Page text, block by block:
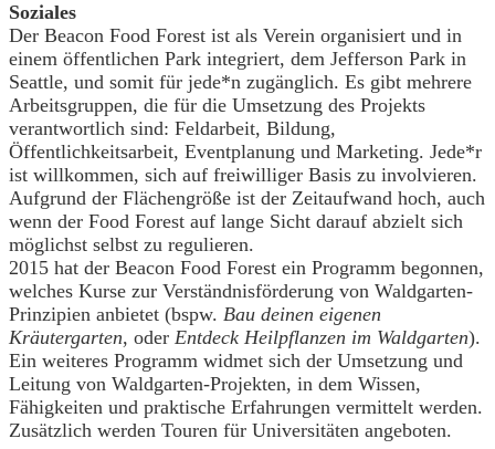
Soziales
Der Beacon Food Forest ist als Verein organisiert und in
einem öffentlichen Park integriert, dem Jefferson Park in
Seattle, und somit für jede*n zugänglich. Es gibt mehrere
Arbeitsgruppen, die für die Umsetzung des Projekts
verantwortlich sind: Feldarbeit, Bildung,
Öffentlichkeitsarbeit, Eventplanung und Marketing. Jede*r
ist willkommen, sich auf freiwilliger Basis zu involvieren.
Aufgrund der Flächengröße ist der Zeitaufwand hoch, auch
wenn der Food Forest auf lange Sicht darauf abzielt sich
möglichst selbst zu regulieren.
2015 hat der Beacon Food Forest ein Programm begonnen,
welches Kurse zur Verständnisförderung von Waldgarten-
Prinzipien anbietet (bspw. Bau deinen eigenen
Kräutergarten, oder Entdeck Heilpflanzen im Waldgarten).
Ein weiteres Programm widmet sich der Umsetzung und
Leitung von Waldgarten-Projekten, in dem Wissen,
Fähigkeiten und praktische Erfahrungen vermittelt werden.
Zusätzlich werden Touren für Universitäten angeboten.